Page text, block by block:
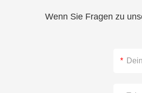
Wenn Sie Fragen zu